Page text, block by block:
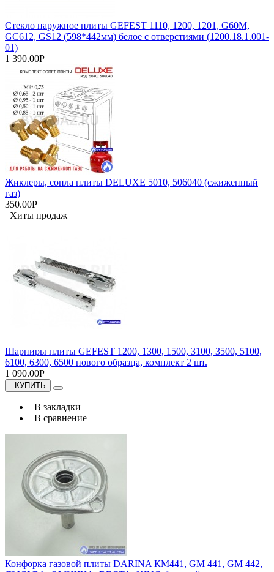
Стекло наружное плиты GEFEST 1110, 1200, 1201, G60M,
GC612, GS12 (598*442мм) белое с отверстиями (1200.18.1.001-
01)
1 390.00Р
Жиклеры, сопла плиты DELUXE 5010, 506040 (сжиженный
газ)
350.00Р
Хиты продаж
Шарниры плиты GEFEST 1200, 1300, 1500, 3100, 3500, 5100,
6100, 6300, 6500 нового образца, комплект 2 шт.
1 090.00Р
КУПИТЬ
В закладки
В сравнение
Конфорка газовой плиты DARINA КМ441, GM 441, GM 442,